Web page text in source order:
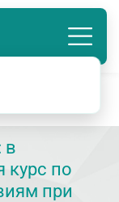
8 800 234-18-38
в
курс по
при